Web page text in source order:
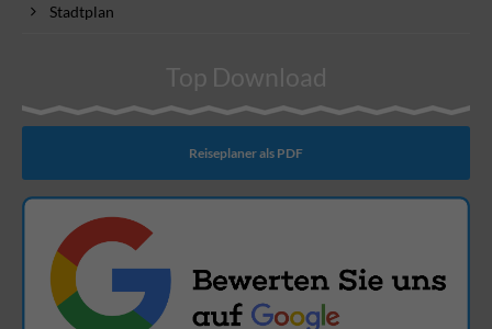
Stadtplan
Top Download
Reiseplaner als PDF